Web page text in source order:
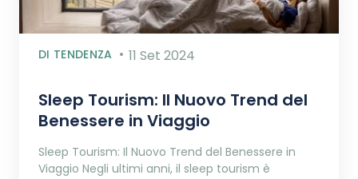
DI TENDENZA 11 Set 2024
Sleep Tourism: Il Nuovo Trend del
Benessere in Viaggio
Sleep Tourism: Il Nuovo Trend del Benessere in
Viaggio Negli ultimi anni, il sleep tourism è